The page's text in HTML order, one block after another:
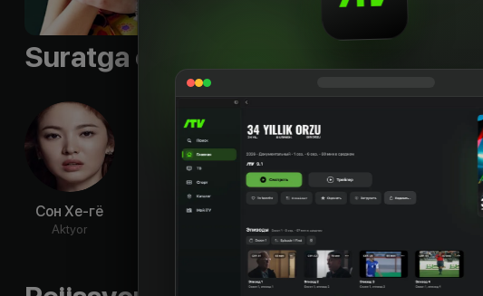
Suratga olish guruhi
Сон Хе-гё
Aktyor
Рэйн
Aktyor